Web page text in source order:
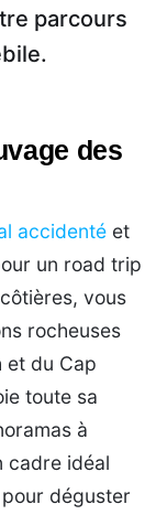
parcours
des
accidenté et
un road trip
vous
rocheuses
et du Cap
toute sa
à
cadre idéal
déguster